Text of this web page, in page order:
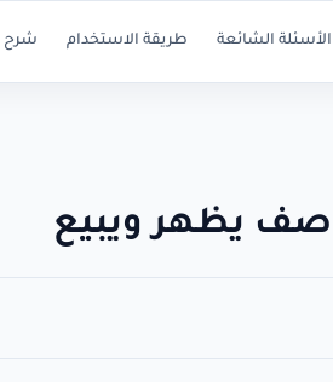
الأسئلة الشائعة طريقة الاستخدام شرح
يظهر ويبيع